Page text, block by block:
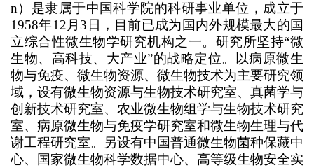
n）是隶属于中国科学院的科研事业单位，成立于
1958年12月3日，目前已成为国内外规模最大的国
立综合性微生物学研究机构之一。研究所坚持“微
生物、高科技、大产业”的战略定位。以病原微生
物与免疫、微生物资源、微生物技术为主要研究领
域，设有微生物资源与生物技术研究室、真菌学与
创新技术研究室、农业微生物组学与生物技术研究
室、病原微生物与免疫学研究室和微生物生理与代
谢工程研究室。另设有中国普通微生物菌种保藏中
心、国家微生物科学数据中心、高等级生物安全实